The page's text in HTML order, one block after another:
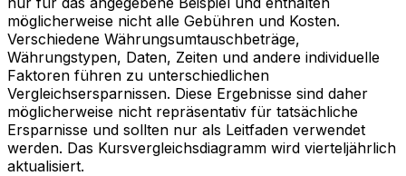
möglicherweise nicht alle Gebühren und Kosten.
Verschiedene Währungsumtauschbeträge,
Währungstypen, Daten, Zeiten und andere individuelle
Faktoren führen zu unterschiedlichen
Vergleichsersparnissen. Diese Ergebnisse sind daher
möglicherweise nicht repräsentativ für tatsächliche
Ersparnisse und sollten nur als Leitfaden verwendet
werden. Das Kursvergleichsdiagramm wird vierteljährlich
aktualisiert.